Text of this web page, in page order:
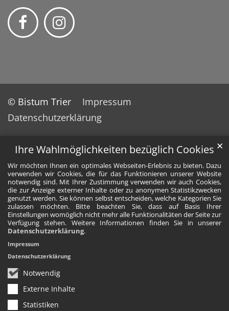
Ihre Wahlmöglichkeiten bezüglich Cookies
Wir möchten Ihnen ein optimales Webseiten-Erlebnis zu bieten. Dazu
verwenden wir Cookies, die für das Funktionieren unserer Website
notwendig sind. Mit Ihrer Zustimmung verwenden wir auch Cookies,
die zur Anzeige externer Inhalte oder zu anonymen Statistikzwecken
genutzt werden. Sie können selbst entscheiden, welche Kategorien Sie
zulassen möchten. Bitte beachten Sie, dass auf Basis Ihrer
Einstellungen womöglich nicht mehr alle Funktionalitäten der Seite zur
Verfügung stehen. Weitere Informationen finden Sie in unserer
Datenschutzerklärung.
Notwendig
Externe Inhalte
Statistiken
✕
Impressum
Datenschutzerklärung
© Bistum Trier
Impressum
Datenschutzerklärung